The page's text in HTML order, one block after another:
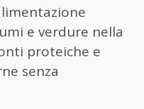
e verdure nella
proteiche e
senza